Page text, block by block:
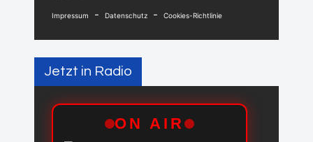
Impressum - Datenschutz - Cookies-Richtlinie
Jetzt in Radio